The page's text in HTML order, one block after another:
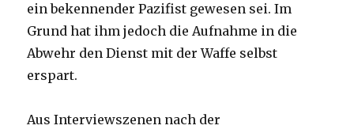
ein bekennender Pazifist gewesen sei. Im
Grund hat ihm jedoch die Aufnahme in die
Abwehr den Dienst mit der Waffe selbst
erspart.
Aus Interviewszenen nach der